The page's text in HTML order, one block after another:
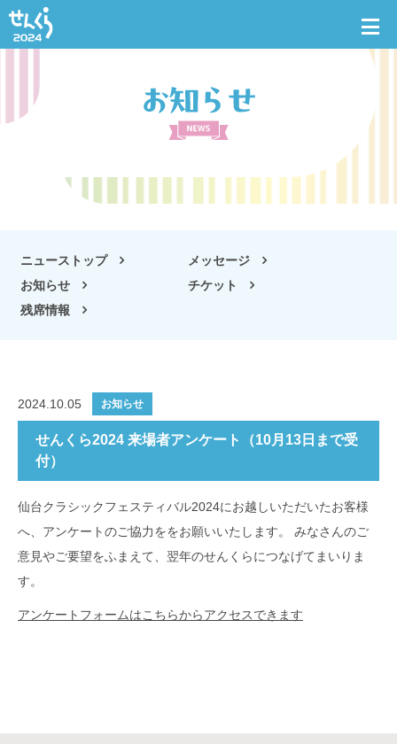
ニューストップ
メッセージ
お知らせ
チケット
残席情報
2024.10.05 お知らせ
せんくら2024 来場者アンケート（10月13日まで受
付）
仙台クラシックフェスティバル2024にお越しいただいたお客様
へ、アンケートのご協力ををお願いいたします。 みなさんのご
意見やご要望をふまえて、翌年のせんくらにつなげてまいりま
す。
アンケートフォームはこちらからアクセスできます